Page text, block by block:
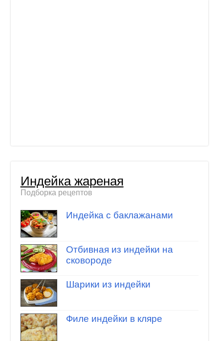
Индейка жареная
Подборка рецептов
Индейка с баклажанами
Отбивная из индейки на
сковороде
Шарики из индейки
Филе индейки в кляре